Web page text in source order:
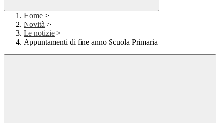
Home >
Novità >
Le notizie >
Appuntamenti di fine anno Scuola Primaria